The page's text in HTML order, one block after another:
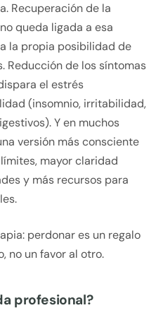
Recuperación de la
queda ligada a esa
la propia posibilidad de
Reducción de los síntomas
el estrés
(insomnio, irritabilidad,
Y en muchos
versión más consciente
mayor claridad
y más recursos para
perdonar es un regalo
no un favor al otro.
profesional?